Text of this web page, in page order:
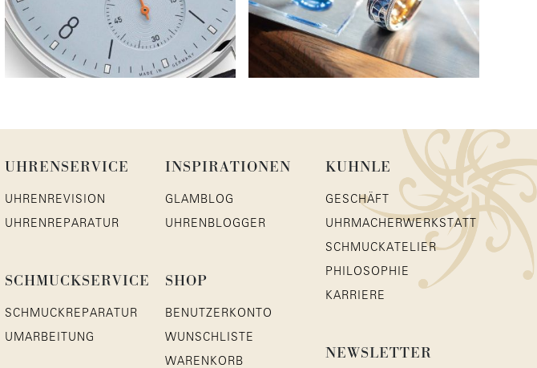
UHRENSERVICE
UHRENREVISION
UHRENREPARATUR
SCHMUCKSERVICE
SCHMUCKREPARATUR
UMARBEITUNG
INSPIRATIONEN
GLAMBLOG
UHRENBLOGGER
SHOP
BENUTZERKONTO
WUNSCHLISTE
WARENKORB
KUHNLE
GESCHÄFT
UHRMACHERWERKSTATT
SCHMUCKATELIER
PHILOSOPHIE
KARRIERE
NEWSLETTER